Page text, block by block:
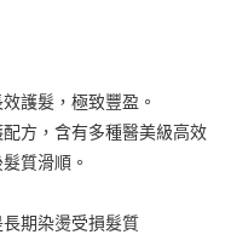
商業銀行
富邦商業銀行
國際商業銀行
商業銀行
國際商業銀行
商業銀行
富邦商業銀行
商業銀行
護髮，極致豐盈。
方，含有多種醫美級高效
質滑順。
期染燙受損髮質